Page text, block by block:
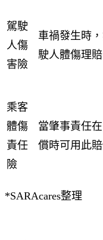
駕駛
人傷
害險
車禍發生時
駛人體傷理賠
乘客
體傷
責任
險
當肇事責任
償時可用此賠
*SARAcares整理